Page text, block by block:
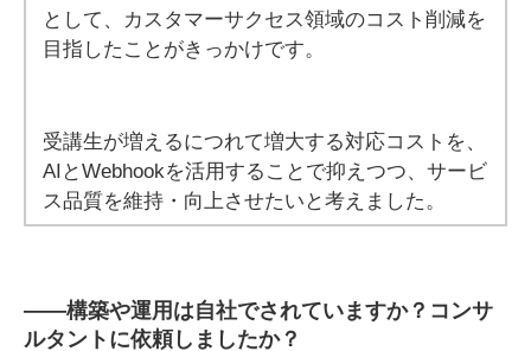
として、カスタマーサクセス領域のコスト削減を
目指したことがきっかけです。
受講生が増えるにつれて増大する対応コストを、
AIとWebhookを活用することで抑えつつ、サービ
ス品質を維持・向上させたいと考えました。
――構築や運用は自社でされていますか？コンサ
ルタントに依頼しましたか？